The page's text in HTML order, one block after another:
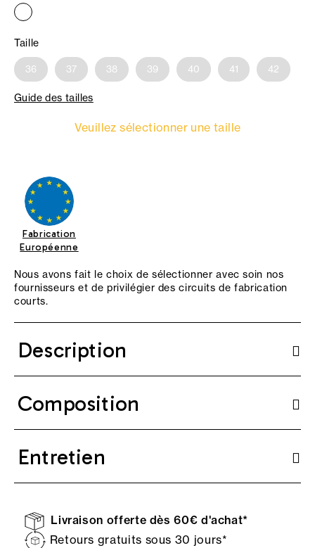
Taille
36 37 38 39 40 41 42
Guide des tailles
Veuillez sélectionner une taille
Fabrication
Européenne
Nous avons fait le choix de sélectionner avec soin nos
fournisseurs et de privilégier des circuits de fabrication
courts.
Description
Composition
Entretien
Livraison offerte dès 60€ d'achat*
Retours gratuits sous 30 jours*